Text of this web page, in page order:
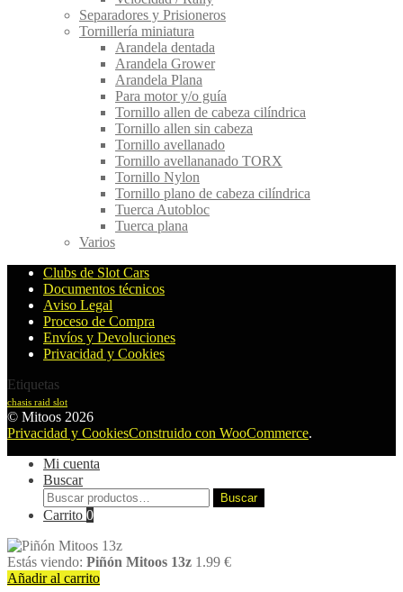
Separadores y Prisioneros
Tornillería miniatura
Arandela dentada
Arandela Grower
Arandela Plana
Para motor y/o guía
Tornillo allen de cabeza cilíndrica
Tornillo allen sin cabeza
Tornillo avellanado
Tornillo avellananado TORX
Tornillo Nylon
Tornillo plano de cabeza cilíndrica
Tuerca Autobloc
Tuerca plana
Varios
Clubs de Slot Cars
Documentos técnicos
Aviso Legal
Proceso de Compra
Envíos y Devoluciones
Privacidad y Cookies
Etiquetas
chasis raid slot
© Mitoos 2026
Privacidad y CookiesConstruido con WooCommerce.
Mi cuenta
Buscar
Buscar
por:
Buscar
Carrito 0
Estás viendo: Piñón Mitoos 13z 1.99 €
Añadir al carrito